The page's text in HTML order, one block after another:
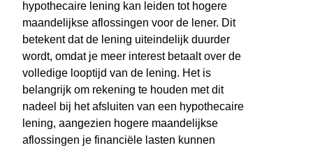
hypothecaire lening kan leiden tot hogere
maandelijkse aflossingen voor de lener. Dit
betekent dat de lening uiteindelijk duurder
wordt, omdat je meer interest betaalt over de
volledige looptijd van de lening. Het is
belangrijk om rekening te houden met dit
nadeel bij het afsluiten van een hypothecaire
lening, aangezien hogere maandelijkse
aflossingen je financiële lasten kunnen